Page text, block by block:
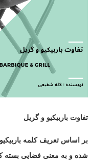
تفاوت باربیکیو و گریل
بر اساس تعریف کلمه
شده و به معنی فضایی بسته